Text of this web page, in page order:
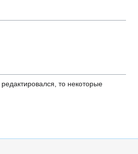
то некоторые